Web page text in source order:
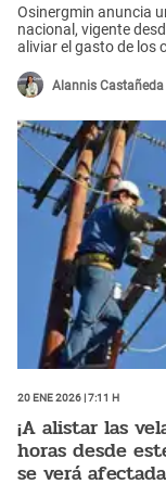
Osinergmin anuncia
nacional, vigente
aliviar el gasto de los
Alannis Castañeda
20 Ene 2026 | 7:11 h
¡A alistar las
horas desde
se verá afectada